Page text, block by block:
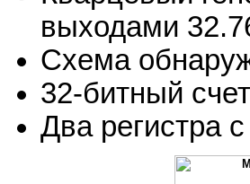
выходами
Схема
32-битный
Два регистра